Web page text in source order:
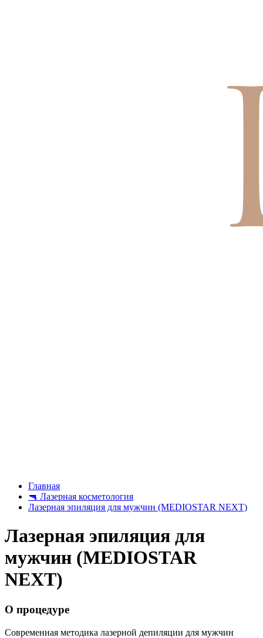
Главная
🔫 Лазерная косметология
Лазерная эпиляция для мужчин (MEDIOSTAR NEXT)
Лазерная эпиляция для
мужчин (MEDIOSTAR
NEXT)
О процедуре
Современная методика лазерной депиляции для мужчин